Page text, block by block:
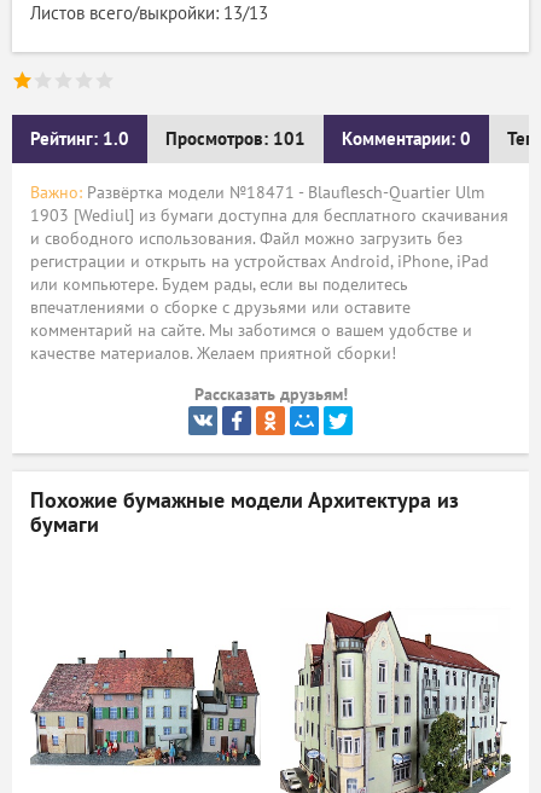
Листов всего/выкройки: 13/13
Рейтинг: 1.0 Просмотров: 101 Комментарии: 0
Важно: Развёртка модели №18471 - Blauflesch-Quartier Ulm
1903 [Wediul] из бумаги доступна для бесплатного скачивания
и свободного использования. Файл можно загрузить без
регистрации и открыть на устройствах Android, iPhone, iPad
или компьютере. Будем рады, если вы поделитесь
впечатлениями о сборке с друзьями или оставите
комментарий на сайте. Мы заботимся о вашем удобстве и
качестве материалов. Желаем приятной сборки!
Рассказать друзьям!
Похожие бумажные модели Архитектура из
бумаги